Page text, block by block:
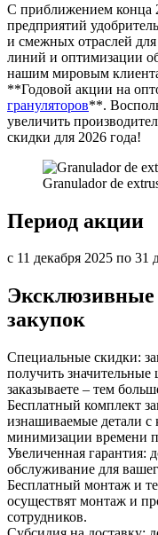
С приближением конца
предприятий
и смежных отраслей
линий и оптимизации
нашим мировым
**Годовой акции на
грануляторов**.
увеличить
скидки для 2026 года!
Granulador de
Период акции
с 11 декабря 2025 по 31
закупок
Специальные скидки:
получить
заказываете – тем
Бесплатный комплект
изнашиваемые детали
минимизации времени
Увеличенная гарантия:
обслуживание для
Бесплатный монтаж и
осуществят монтаж и
сотрудников.